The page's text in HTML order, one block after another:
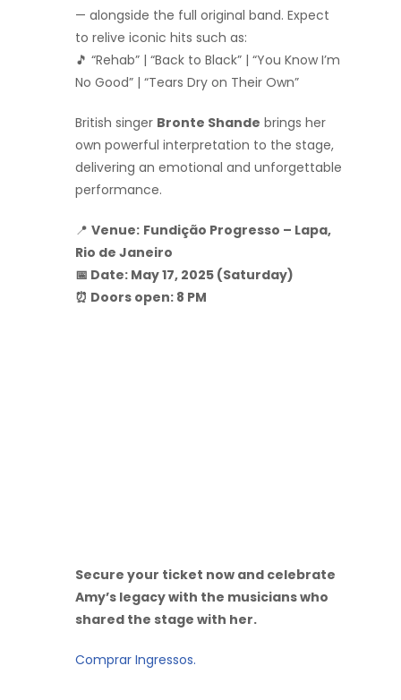
— alongside the full original band. Expect
to relive iconic hits such as:
🎵 “Rehab” | “Back to Black” | “You Know I’m
No Good” | “Tears Dry on Their Own”
British singer Bronte Shande brings her
own powerful interpretation to the stage,
delivering an emotional and unforgettable
performance.
📍 Venue: Fundição Progresso – Lapa,
Rio de Janeiro
📅 Date: May 17, 2025 (Saturday)
⏰ Doors open: 8 PM
Secure your ticket now and celebrate
Amy’s legacy with the musicians who
shared the stage with her.
Comprar Ingressos.